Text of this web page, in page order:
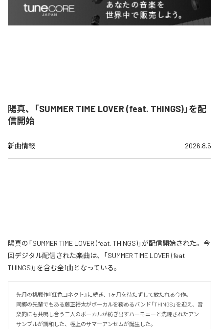
陽真、「SUMMER TIME LOVER (feat. THINGS)」を配
信開始
新曲情報 2026.8.5
陽真の「SUMMER TIME LOVER (feat. THINGS)」が配信開始された。今
回デジタル配信された楽曲は、「SUMMER TIME LOVER (feat.
THINGS)」を含む全1曲となっている。
先月の挑戦作『虹色コネクト』に続き、1ヶ月を待たずして放たれる今作。
同郷の先輩でもある藤正裕太がボーカルを務めるバンド「THINGS」を迎え、音
楽的にも共鳴し合う二人のボーカルが紡ぎ出すハーモニーと洗練されたアン
サンブルが調和した、極上のサマーアンセムが誕生した。